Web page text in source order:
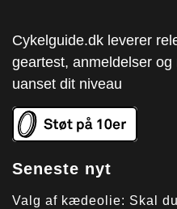
Cykelguide.dk leverer
geartest, anmeldelser
uanset dit niveau
Seneste nyt
Valg af kædeolie: Skal